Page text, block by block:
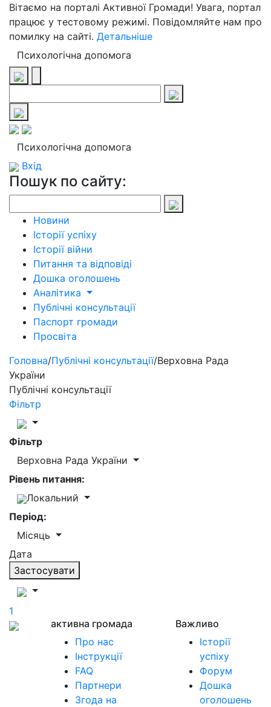
Вітаємо на порталі Активної Громади! Увага, портал
працює у тестовому режимі. Повідомляйте нам про
помилку на сайті. Детальніше
Психологічна допомога
Психологічна допомога
Вхід
Пошук по сайту:
Новини
Історії успіху
Історії війни
Питання та відповіді
Дошка оголошень
Аналітика
Публічні консультації
Паспорт громади
Просвіта
Головна/Публічні консультації/Верховна Рада
України
Публічні консультації
Фільтр
Фільтр
Верховна Рада України
Рівень питання:
Локальний
Період:
Місяць
Дата
Застосувати
1
активна громада
Про нас
Інструкції
FAQ
Партнери
Згода на
Важливо
Історії
успіху
Форум
Дошка
оголошень